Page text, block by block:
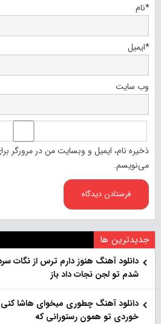
نام*
ایمیل*
وب‌ سایت
ذخیره نام، ایمیل و وبسایت من در مرورگر
می‌نویسم.
جدیدترین ها
دانلود آهنگ هنو‌ز دارم ترس از نگات
شدم تو لجن نجات داد باز
دانلود آهنگ چطوری میخوای هاشا
خوردی تو همون رستورانی که